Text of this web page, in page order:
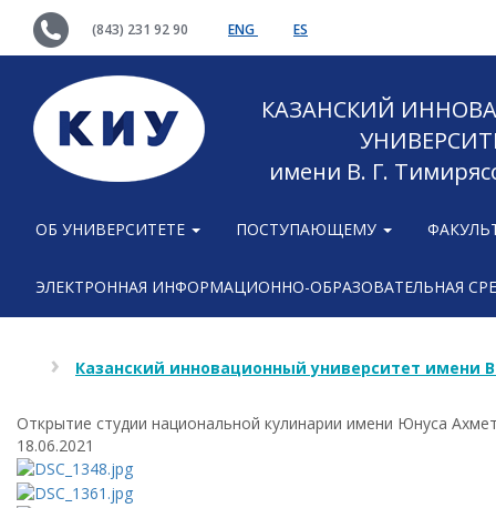
(843) 231 92 90 ENG ES
КАЗАНСКИЙ
имени В. Г.
ОБ УНИВЕРСИТЕТЕ ПОСТУПАЮЩЕМУ
ЭЛЕКТРОННАЯ ИНФОРМАЦИОННО-ОБРАЗОВАТЕЛЬНАЯ
Казанский инновационный университет имени
Открытие студии национальной кулинарии имени Юнуса
18.06.2021